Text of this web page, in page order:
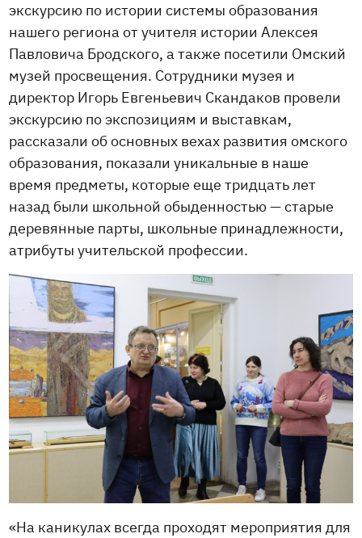
экскурсию по истории системы образования
нашего региона от учителя истории Алексея
Павловича Бродского, а также посетили Омский
музей просвещения. Сотрудники музея и
директор Игорь Евгеньевич Скандаков провели
экскурсию по экспозициям и выставкам,
рассказали об основных вехах развития омского
образования, показали уникальные в наше
время предметы, которые еще тридцать лет
назад были школьной обыденностью — старые
деревянные парты, школьные принадлежности,
атрибуты учительской профессии.
«На каникулах всегда проходят мероприятия для